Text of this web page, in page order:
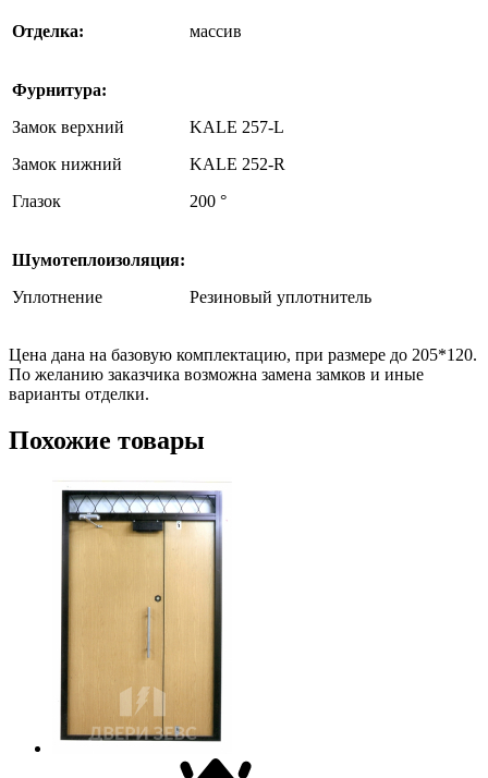
Отделка: массив
Фурнитура:
Замок верхний
Замок нижний
Глазок
KALE 257-L
KALE 252-R
200 °
Шумотеплоизоляция:
Уплотнение
Резиновый уплотнитель
Цена дана на базовую комплектацию, при размере до 205*120.
По желанию заказчика возможна замена замков и иные
варианты отделки.
Похожие товары